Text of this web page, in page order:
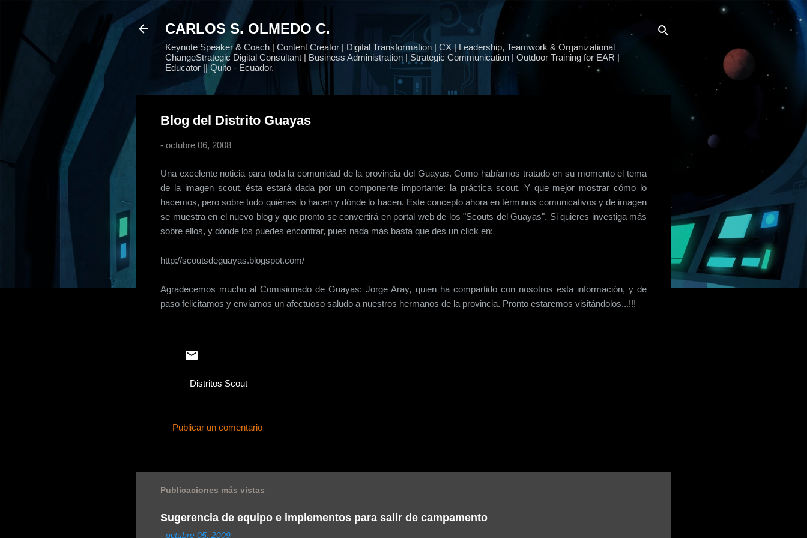
CARLOS S. OLMEDO C.
Keynote Speaker & Coach | Content Creator | Digital Transformation | CX | Leadership, Teamwork & Organizational
ChangeStrategic Digital Consultant | Business Administration | Strategic Communication | Outdoor Training for EAR |
Educator || Quito - Ecuador.
Blog del Distrito Guayas
- octubre 06, 2008
Una excelente noticia para toda la comunidad de la provincia del Guayas. Como habíamos tratado en su momento el tema
de la imagen scout, ésta estará dada por un componente importante: la práctica scout. Y que mejor mostrar cómo lo
hacemos, pero sobre todo quiénes lo hacen y dónde lo hacen. Este concepto ahora en términos comunicativos y de imagen
se muestra en el nuevo blog y que pronto se convertirá en portal webde los "Scouts del Guayas". Si quieres investiga más
sobre ellos, y dónde los puedes encontrar, pues nada más basta que des un click en:
http://scoutsdeguayas.blogspot.com/
Agradecemos mucho al Comisionado de Guayas: Jorge Aray, quien ha compartido con nosotros esta información, y de
paso felicitamos y enviamos un afectuoso saludo a nuestros hermanos de la provincia. Pronto estaremos visitándolos...!!!
Distritos Scout
m
e
t
Publicar un comentario
Publicaciones más vistas
Sugerencia de equipo e implementos para salir de campamento
- octubre 05, 2009